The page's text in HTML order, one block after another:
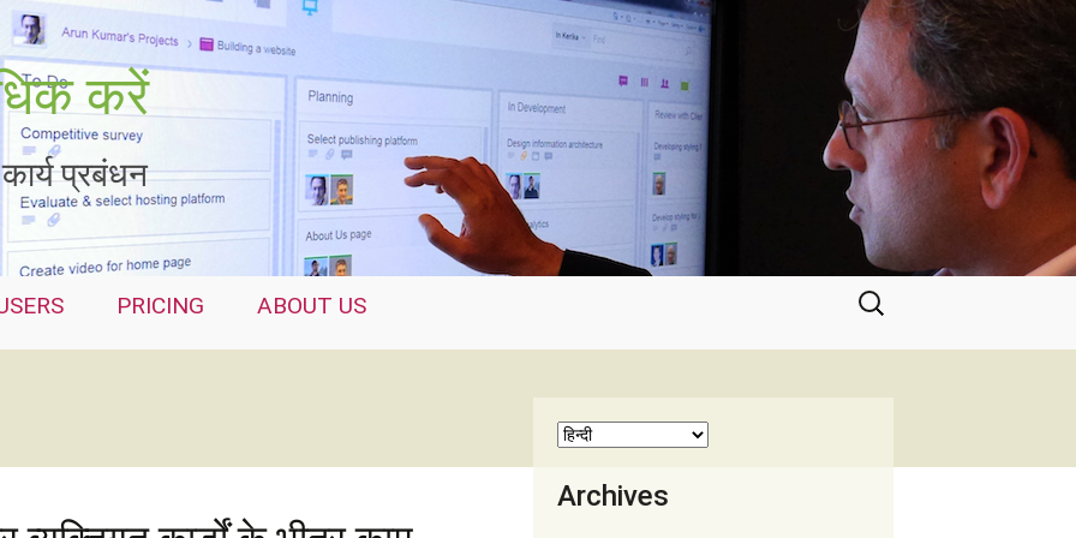
करें
प्रबंधन
PRICING ABOUT US
निम्न
को
खोजें:
Archives